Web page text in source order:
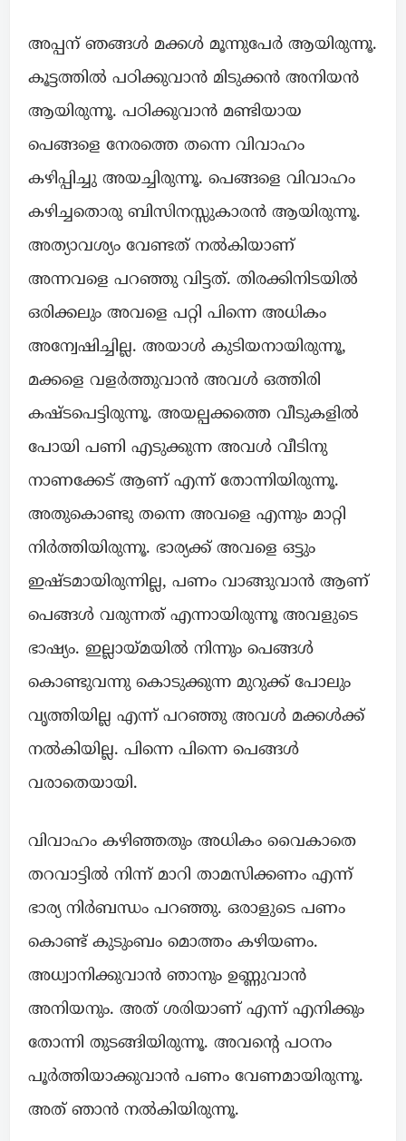
അപ്പന് ഞങ്ങൾ മക്കൾ മൂന്നുപേർ ആയിരുന്നൂ.
കൂട്ടത്തിൽ പഠിക്കുവാൻ മിടുക്കൻ അനിയൻ
ആയിരുന്നൂ. പഠിക്കുവാൻ മണ്ടിയായ
പെങ്ങളെ നേരത്തെ തന്നെ വിവാഹം
കഴിപ്പിച്ചു അയച്ചിരുന്നൂ. പെങ്ങളെ വിവാഹം
കഴിച്ചതൊരു ബിസിനസ്സുകാരൻ ആയിരുന്നൂ.
അത്യാവശ്യം വേണ്ടത് നൽകിയാണ്
അന്നവളെ പറഞ്ഞു വിട്ടത്. തിരക്കിനിടയിൽ
ഒരിക്കലും അവളെ പറ്റി പിന്നെ അധികം
അന്വേഷിച്ചില്ല. അയാൾ കുടിയനായിരുന്നൂ,
മക്കളെ വളർത്തുവാൻ അവൾ ഒത്തിരി
കഷ്ടപെട്ടിരുന്നൂ. അയല്പക്കത്തെ വീടുകളിൽ
പോയി പണി എടുക്കുന്ന അവൾ വീടിനു
നാണക്കേട് ആണ് എന്ന് തോന്നിയിരുന്നൂ.
അതുകൊണ്ടു തന്നെ അവളെ എന്നും മാറ്റി
നിർത്തിയിരുന്നൂ. ഭാര്യക്ക് അവളെ ഒട്ടും
ഇഷ്ടമായിരുന്നില്ല, പണം വാങ്ങുവാൻ ആണ്
പെങ്ങൾ വരുന്നത് എന്നായിരുന്നൂ അവളുടെ
ഭാഷ്യം. ഇല്ലായ്മയിൽ നിന്നും പെങ്ങൾ
കൊണ്ടുവന്നു കൊടുക്കുന്ന മുറുക്ക് പോലും
വൃത്തിയില്ല എന്ന് പറഞ്ഞു അവൾ മക്കൾക്ക്
നൽകിയില്ല. പിന്നെ പിന്നെ പെങ്ങൾ
വരാതെയായി.
വിവാഹം കഴിഞ്ഞതും അധികം വൈകാതെ
തറവാട്ടിൽ നിന്ന് മാറി താമസിക്കണം എന്ന്
ഭാര്യ നിർബന്ധം പറഞ്ഞു. ഒരാളുടെ പണം
കൊണ്ട് കുടുംബം മൊത്തം കഴിയണം.
അധ്വാനിക്കുവാൻ ഞാനും ഉണ്ണുവാൻ
അനിയനും. അത് ശരിയാണ് എന്ന് എനിക്കും
തോന്നി തുടങ്ങിയിരുന്നൂ. അവൻ്റെ പഠനം
പൂർത്തിയാക്കുവാൻ പണം വേണമായിരുന്നൂ.
അത് ഞാൻ നൽകിയിരുന്നൂ.